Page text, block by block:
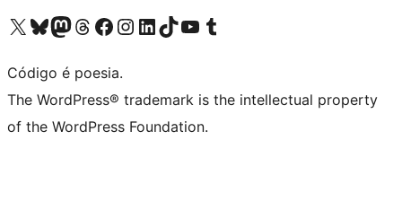
Acessar nossa conta do X (antigo Twitter)
Acessar nossa conta do Bluesky
Acessar nossa conta do Mastodon
Acessar nossa conta do Threads
Acessar nossa página do Facebook
Acessar nossa conta do Instagram
Acessar nossa conta do LinkedIn
Acessar nossa conta do TikTok
Acessar nosso canal do YouTube
Acessar nossa conta no Tumblr
Código é poesia.
The WordPress® trademark is the intellectual property
of the WordPress Foundation.